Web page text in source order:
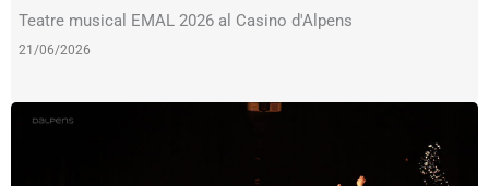
Teatre musical EMAL 2026 al Casino d'Alpens
21/06/2026